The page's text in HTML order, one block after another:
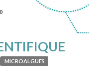
MICROALGUES